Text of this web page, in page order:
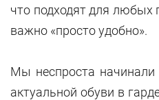
что подходят для любых
важно «просто удобно».
Мы неспроста
актуальной обуви в